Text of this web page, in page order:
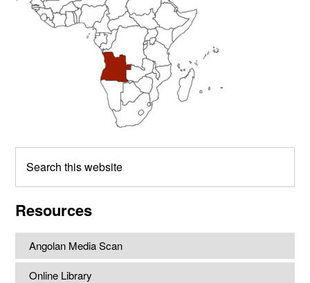
this
Resources
Angolan Media Scan
Online Library